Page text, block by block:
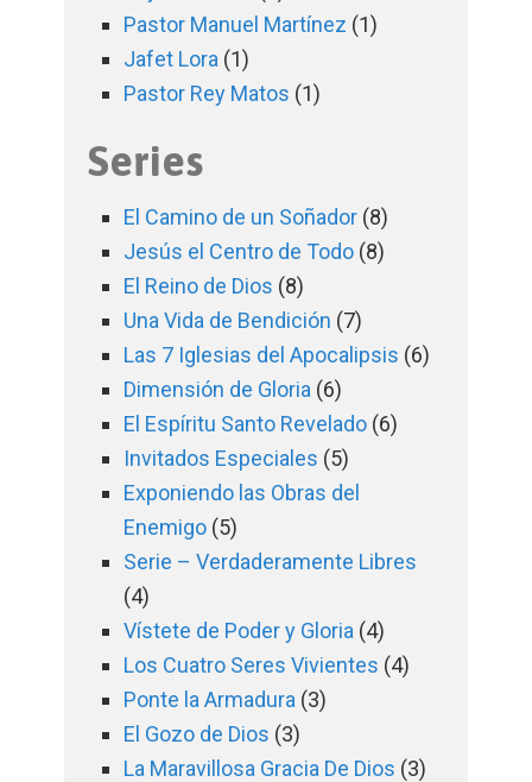
Pastor Manuel Martínez (1)
Jafet Lora (1)
Pastor Rey Matos (1)
Series
El Camino de un Soñador (8)
Jesús el Centro de Todo (8)
El Reino de Dios (8)
Una Vida de Bendición (7)
Las 7 Iglesias del Apocalipsis (6)
Dimensión de Gloria (6)
El Espíritu Santo Revelado (6)
Invitados Especiales (5)
Exponiendo las Obras del
Enemigo (5)
Serie – Verdaderamente Libres
(4)
Vístete de Poder y Gloria (4)
Los Cuatro Seres Vivientes (4)
Ponte la Armadura (3)
El Gozo de Dios (3)
La Maravillosa Gracia De Dios (3)